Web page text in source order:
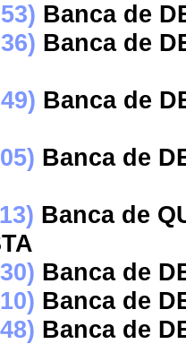
Banca de
Banca de
Banca de
Banca de
Banca de
Banca de
Banca de
Banca de